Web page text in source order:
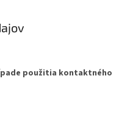
použitia kontaktného